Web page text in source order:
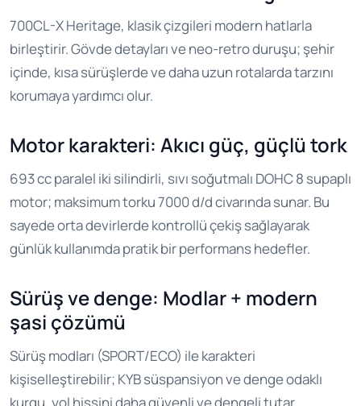
700CL-X Heritage, klasik çizgileri modern hatlarla
birleştirir. Gövde detayları ve neo-retro duruşu; şehir
içinde, kısa sürüşlerde ve daha uzun rotalarda tarzını
korumaya yardımcı olur.
Motor karakteri: Akıcı güç, güçlü tork
693 cc paralel iki silindirli, sıvı soğutmalı DOHC 8 supaplı
motor; maksimum torku 7000 d/d civarında sunar. Bu
sayede orta devirlerde kontrollü çekiş sağlayarak
günlük kullanımda pratik bir performans hedefler.
Sürüş ve denge: Modlar + modern
şasi çözümü
Sürüş modları (SPORT/ECO) ile karakteri
kişiselleştirebilir; KYB süspansiyon ve denge odaklı